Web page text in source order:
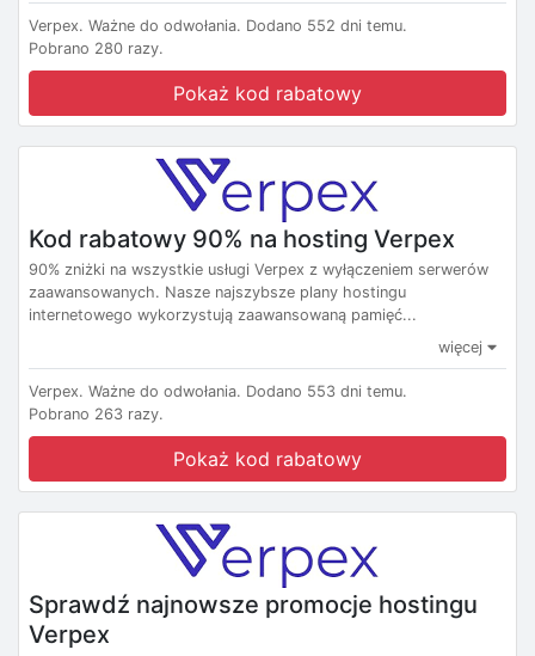
Verpex. Ważne do odwołania. Dodano 552 dni temu.
Pobrano 280 razy.
Pokaż kod rabatowy
Kod rabatowy 90% na hosting Verpex
90% zniżki na wszystkie usługi Verpex z wyłączeniem serwerów
zaawansowanych. Nasze najszybsze plany hostingu
internetowego wykorzystują zaawansowaną pamięć...
więcej
Verpex. Ważne do odwołania. Dodano 553 dni temu.
Pobrano 263 razy.
Pokaż kod rabatowy
Sprawdź najnowsze promocje hostingu
Verpex